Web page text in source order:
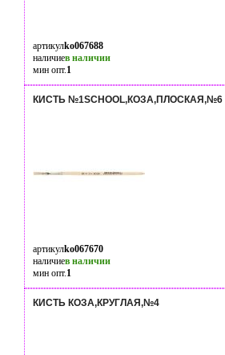
артикулko067688
наличиев наличии
мин опт.1
КИСТЬ №1SCHOOL,КОЗА,ПЛОСКАЯ,№6
артикулko067670
наличиев наличии
мин опт.1
КИСТЬ КОЗА,КРУГЛАЯ,№4